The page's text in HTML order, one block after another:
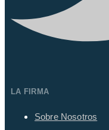
LA FIRMA
Sobre Nosotros